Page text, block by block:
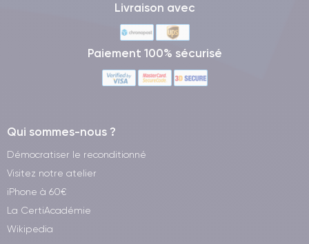
Livraison avec
Paiement 100% sécurisé
Qui sommes-nous ?
Démocratiser le reconditionné
Visitez notre atelier
iPhone à 60€
La CertiAcadémie
Wikipedia